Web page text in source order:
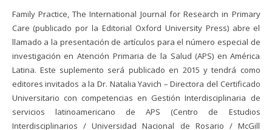
Family Practice, The International Journal for Research in Primary
Care (publicado por la Editorial Oxford University Press) abre el
llamado a la presentación de artículos para el número especial de
investigación en Atención Primaria de la Salud (APS) en América
Latina. Este suplemento será publicado en 2015 y tendrá como
editores invitados a la Dr. Natalia Yavich – Directora del Certificado
Universitario con competencias en Gestión Interdisciplinaria de
servicios latinoamericano de APS (Centro de Estudios
Interdisciplinarios / Universidad Nacional de Rosario / McGill